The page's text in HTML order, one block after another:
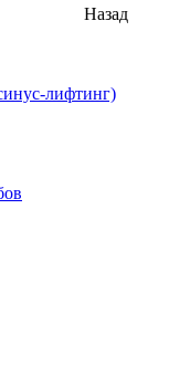
Назад
лифтинг)